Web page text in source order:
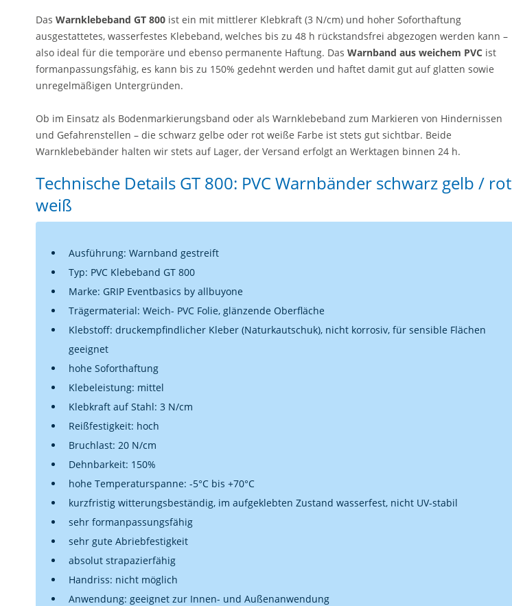
Das Warnklebeband GT 800 ist ein mit mittlerer Klebkraft (3 N/cm) und hoher Soforthaftung
ausgestattetes, wasserfestes Klebeband, welches bis zu 48 h rückstandsfrei abgezogen werden kann –
also ideal für die temporäre und ebenso permanente Haftung. Das Warnband aus weichem PVC ist
formanpassungsfähig, es kann bis zu 150% gedehnt werden und haftet damit gut auf glatten sowie
unregelmäßigen Untergründen.
Ob im Einsatz als Bodenmarkierungsband oder als Warnklebeband zum Markieren von Hindernissen
und Gefahrenstellen – die schwarz gelbe oder rot weiße Farbe ist stets gut sichtbar. Beide
Warnklebebänder halten wir stets auf Lager, der Versand erfolgt an Werktagen binnen 24 h.
Technische Details GT 800: PVC Warnbänder schwarz gelb / rot
weiß
Ausführung: Warnband gestreift
Typ: PVC Klebeband GT 800
Marke: GRIP Eventbasics by allbuyone
Trägermaterial: Weich- PVC Folie, glänzende Oberfläche
Klebstoff: druckempfindlicher Kleber (Naturkautschuk), nicht korrosiv, für sensible Flächen
geeignet
hohe Soforthaftung
Klebeleistung: mittel
Klebkraft auf Stahl: 3 N/cm
Reißfestigkeit: hoch
Bruchlast: 20 N/cm
Dehnbarkeit: 150%
hohe Temperaturspanne: -5°C bis +70°C
kurzfristig witterungsbeständig, im aufgeklebten Zustand wasserfest, nicht UV-stabil
sehr formanpassungsfähig
sehr gute Abriebfestigkeit
absolut strapazierfähig
Handriss: nicht möglich
Anwendung: geeignet zur Innen- und Außenanwendung